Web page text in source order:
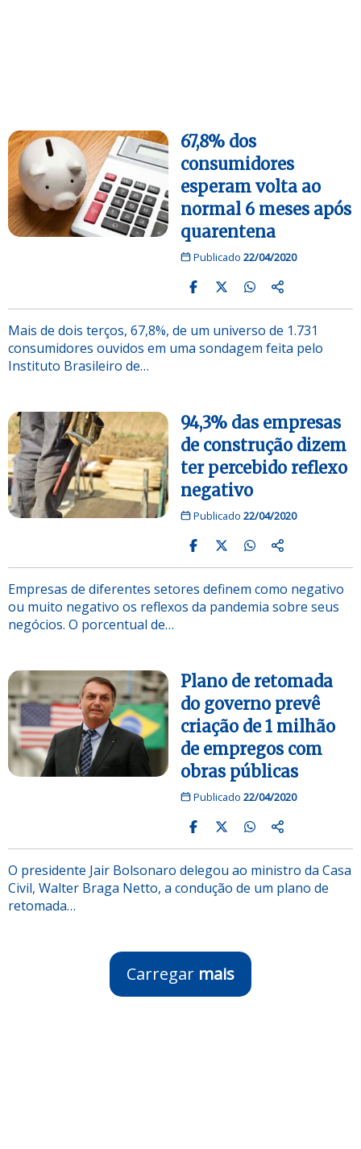
67,8% dos
consumidores
esperam volta ao
normal 6 meses após
quarentena
Publicado 22/04/2020
Mais de dois terços, 67,8%, de um universo de 1.731
consumidores ouvidos em uma sondagem feita pelo
Instituto Brasileiro de…
94,3% das empresas
de construção dizem
ter percebido reflexo
negativo
Publicado 22/04/2020
Empresas de diferentes setores definem como negativo
ou muito negativo os reflexos da pandemia sobre seus
negócios. O porcentual de…
Plano de retomada
do governo prevê
criação de 1 milhão
de empregos com
obras públicas
Publicado 22/04/2020
O presidente Jair Bolsonaro delegou ao ministro da Casa
Civil, Walter Braga Netto, a condução de um plano de
retomada…
Carregar mais